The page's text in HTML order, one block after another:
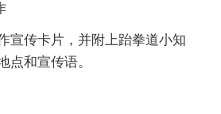
传卡片，并附上跆拳道小知
点和宣传语。